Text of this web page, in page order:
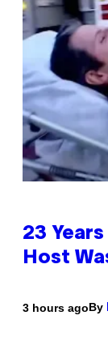
23
Host
3 hours agoBy